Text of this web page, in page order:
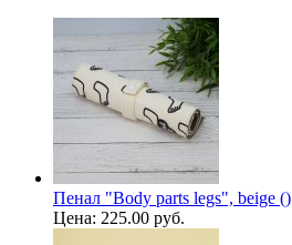
Пенал "Body parts legs", beige ()
Цена: 225.00 руб.